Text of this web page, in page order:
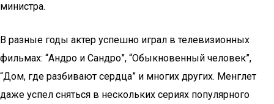
министра.
В разные годы актер успешно играл в телевизионных
фильмах: “Андро и Сандро”, “Обыкновенный человек”,
“Дом, где разбивают сердца” и многих других. Менглет
даже успел сняться в нескольких сериях популярного